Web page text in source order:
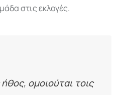
στις εκλογές.
ομοιούται τοις